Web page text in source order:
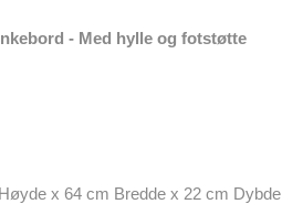
- Med hylle og fotstøtte
x 64 cm Bredde x 22 cm Dybde